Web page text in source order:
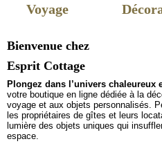
Voyage
Bienvenue chez
Esprit Cottage
Plongez dans l’univers chaleureux
votre boutique en ligne dédiée à la
voyage et aux objets personnalisés.
les propriétaires de gîtes et leurs
lumière des objets uniques qui
espace.